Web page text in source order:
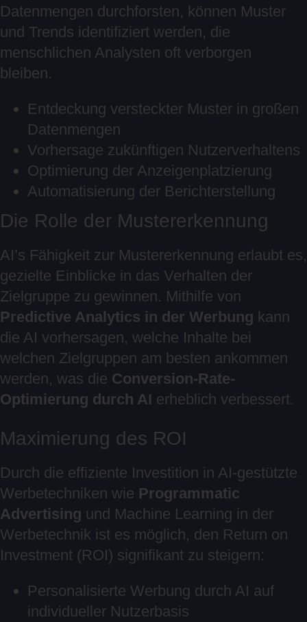
Datenmengen durchforsten, können Muster
und Trends identifiziert werden, die
menschlichen Analysten oft verborgen
bleiben.
Entdeckung versteckter Muster in großen
Datenmengen
Vorhersage zukünftigen Nutzerverhaltens
Optimierung der Anzeigenplatzierung
Automatisierung der Berichterstellung
Die Rolle der Mustererkennung
AI’s Fähigkeit zur Mustererkennung erlaubt es,
gezielte Einblicke in das Verhalten der
Zielgruppe zu gewinnen. Mithilfe von
Predictive Analytics in der Werbung kann
die AI vorhersagen, welche Inhalte bei
welchen Zielgruppen am besten ankommen
werden, was die Conversion-Rate-
Optimierung durch AI erheblich verbessert.
Maximierung des ROI
Durch die effiziente Investition in AI-gestützte
Werbetechniken wie Programmatic
Advertising und Machine Learning in der
Werbetechnik ist es möglich, den Return on
Investment (ROI) signifikant zu steigern:
Personalisierte Werbung durch AI auf
individueller Nutzerbasis